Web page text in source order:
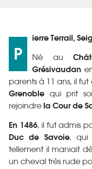
P
ierre Terrail,
Né au
Grésivaudan
parents à 11 ans, il
Grenoblequi prit
rejoindre la Cour de
En 1486, il fut admis
Duc de Savoie, qui
tellement il maniait
un cheval très rude